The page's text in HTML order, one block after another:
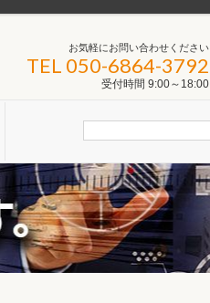
お気軽にお問い合わせください
TEL 050-6864-3792
受付時間 9:00～18:00